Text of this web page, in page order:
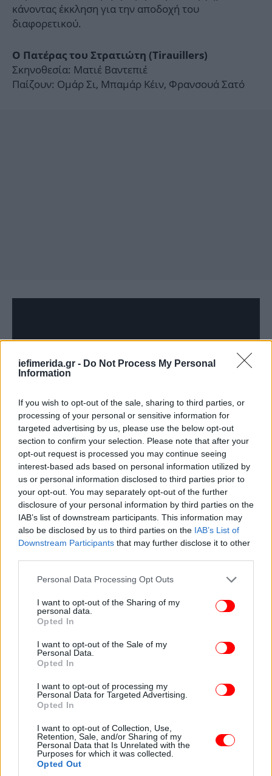
iefimerida.gr - Do Not Process My Personal
Information
If you wish to opt-out of the sale, sharing to third parties, or
processing of your personal or sensitive information for
targeted advertising by us, please use the below opt-out
section to confirm your selection. Please note that after your
opt-out request is processed you may continue seeing
interest-based ads based on personal information utilized by
us or personal information disclosed to third parties prior to
your opt-out. You may separately opt-out of the further
disclosure of your personal information by third parties on the
IAB’s list of downstream participants. This information may
also be disclosed by us to third parties on the IAB’s List of
Downstream Participants that may further disclose it to other
Please note that this website/app uses one or more Google
not limited to your visit or usage behaviour. You may click to
grant or deny consent to Google and its third-party tags to
use your data for below specified purposes in below Google
consent section.
Personal Data Processing Opt Outs
I want to opt-out of the Sharing of my
personal data.
Opted In
I want to opt-out of the Sale of my
Personal Data.
Opted In
I want to opt-out of processing my
Personal Data for Targeted Advertising.
Opted In
I want to opt-out of Collection, Use,
Retention, Sale, and/or Sharing of my
Personal Data that Is Unrelated with the
Purposes for which it was collected.
Opted Out
κάνοντας έκκληση για την αποδοχή του
διαφορετικού.
O Πατέρας του Στρατιώτη (Τirauillers)
Σκηνοθεσία: Ματιέ Βαντεπιέ
Παίζουν: Ομάρ Σι, Μπαμάρ Κέιν, Φρανσουά Σατό
Περίληψη: Ο Μπακαρί κατατάσσεται στον στρατό
μετά από την υποχρεωτική στράτευση του
δεκαεφτάχρονου γιου του Τιερνό. Μαζί, πατέρας
και γιος πρέπει να πολεμήσουν στον Α’ Παγκόσμιο
Πόλεμο στο μέτωπο της Γαλλίας, μια χώρα που δεν
γνωρίζουν καν, αλλά ο Tιερνό είναι έτοιμος να
τις πέντε πιο επιτυχημένες γαλλικές ταινίες του
2023 στο γαλλικό box office, με πάνω από 1,1
εκατομμύριο θεατές.
1917.Ένας Σεναγαλέζος κατατάσσεται στον γαλλικό
στρατό, προκειμένου να βρει τον δεκαεφτάχρονο
γιο του, ο οποίος έχει επιστρατευτεί παρά τη
θέλησή του και έχει σταλεί στα χαρακώματα του
Βερντέν. Στο μέτωπο, οι δυο τους θα παλέψουν για
ο γιος του να βγει αλώβητος από αυτήν την κόλαση.
Ταυτόχρονα, παρακολουθούμε τη σχέση ενός
λευκού νεαρού ιδεαλιστή υπολοχαγού με τον